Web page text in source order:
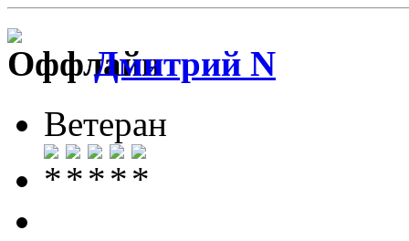
Дмитрий N
Ветеран